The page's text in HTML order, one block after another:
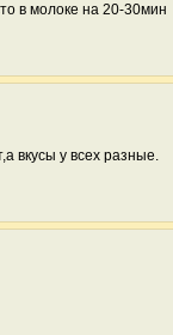
в молоке на 20-30мин
вкусы у всех разные.